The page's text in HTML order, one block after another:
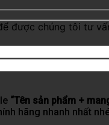
được chúng tôi tư
“Tên sản phẩm +
hãng nhanh nhất